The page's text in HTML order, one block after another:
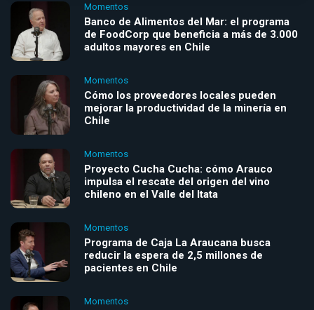
Momentos
Banco de Alimentos del Mar: el programa
de FoodCorp que beneficia a más de 3.000
adultos mayores en Chile
Momentos
Cómo los proveedores locales pueden
mejorar la productividad de la minería en
Chile
Momentos
Proyecto Cucha Cucha: cómo Arauco
impulsa el rescate del origen del vino
chileno en el Valle del Itata
Momentos
Programa de Caja La Araucana busca
reducir la espera de 2,5 millones de
pacientes en Chile
Momentos